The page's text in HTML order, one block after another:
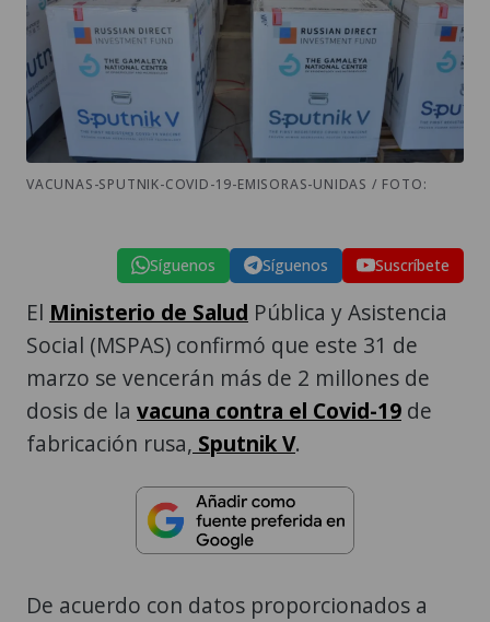
VACUNAS-SPUTNIK-COVID-19-EMISORAS-UNIDAS / FOTO:
Síguenos Síguenos Suscríbete
El Ministerio de Salud Pública y Asistencia
Social (MSPAS) confirmó que este 31 de
marzo se vencerán más de 2 millones de
dosis de la vacuna contra el Covid-19 de
fabricación rusa, Sputnik V.
De acuerdo con datos proporcionados a